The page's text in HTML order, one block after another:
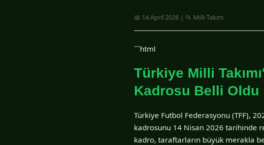
📅 14 April 2026 | 📂 Milli Takim
```html
Türkiye Milli
Kadrosu Belli Oldu
Türkiye Futbol Federasyonu (TFF),
kadrosunu 14 Nisan 2026 tarihinde
kadro, taraftarların büyük merakla